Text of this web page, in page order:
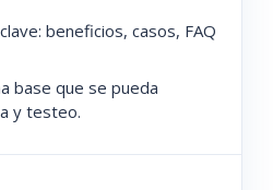
beneficios, casos, FAQ
base que se pueda
y testeo.